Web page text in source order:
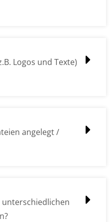
Logos und Texte)
angelegt /